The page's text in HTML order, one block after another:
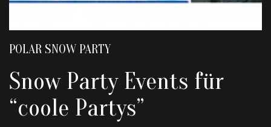
POLAR SNOW PARTY
Snow Party Events für
“coole Partys”